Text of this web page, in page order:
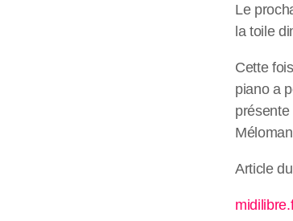
Le
la toile
Cette
piano a
Article